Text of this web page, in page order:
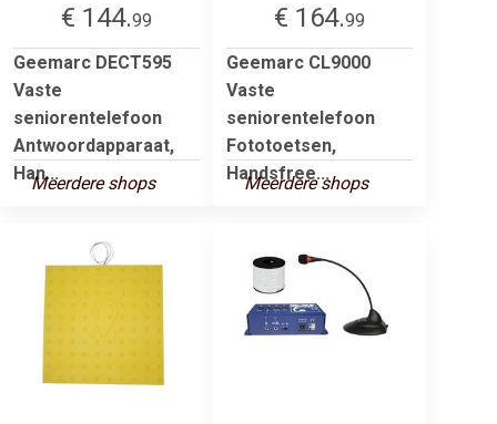
€ 144.99
Geemarc DECT595
Vaste
seniorentelefoon
Antwoordapparaat,
Han...
Meerdere shops
€ 164.99
Geemarc CL9000
Vaste
seniorentelefoon
Fototoetsen,
Handsfree...
Meerdere shops